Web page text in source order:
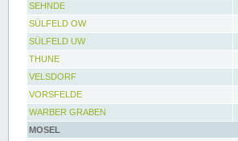
SEHNDE
SÜLFELD OW
SÜLFELD UW
THUNE
VELSDORF
VORSFELDE
WARBER GRABEN
MOSEL